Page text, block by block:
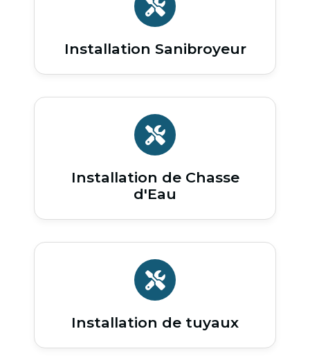
Installation Sanibroyeur
Installation de Chasse
d'Eau
Installation de tuyaux